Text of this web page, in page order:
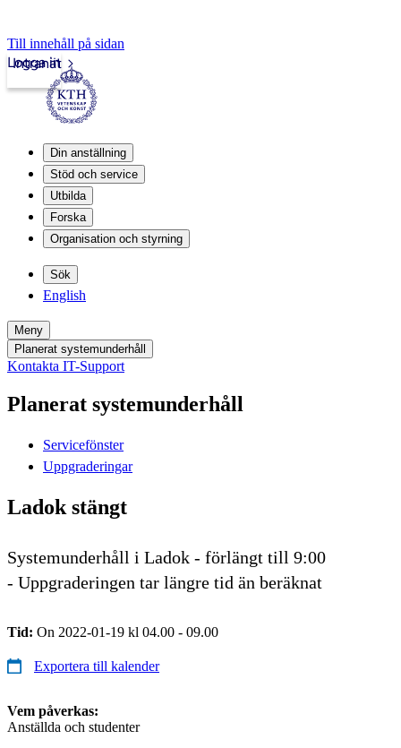
Till innehåll på sidan
Intranät
Logga in
Din anställning
Stöd och service
Utbilda
Forska
Organisation och styrning
Sök
English
Meny
Planerat systemunderhåll
Kontakta IT-Support
Planerat systemunderhåll
Servicefönster
Uppgraderingar
Ladok stängt
Systemunderhåll i Ladok - förlängt till 9:00
- Uppgraderingen tar längre tid än beräknat
Tid: On 2022-01-19 kl 04.00 - 09.00
Exportera till kalender
Vem påverkas:
Anställda och studenter